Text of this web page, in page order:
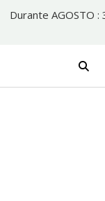
Durante AGOSTO